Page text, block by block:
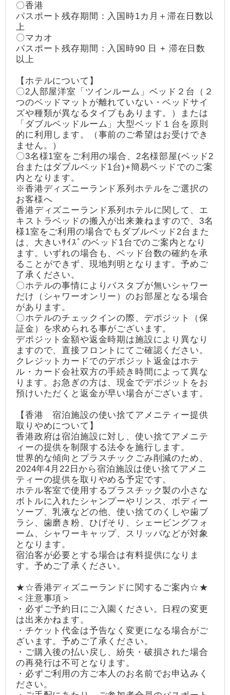
〇香港
パスポート残存期間：入国時1カ月＋滞在日数以
上
〇マカオ
パスポート残存期間：入国時90 日 + 滞在日数
以上
【ホテルについて】
〇2人部屋洋室「ツインルーム」ベッド２台（２
つのベッドマットが離れていない・ベッドサイ
ズや種類が異なるタイプもあります。）または
「ダブルベッドルーム」大型ベッド１台を原則
的に利用します。（事前のご希望はお受けでき
ません。）
〇3名様1室をご利用の場合、2名様部屋(ベッド2
台またはダブルベッド1台)+簡易ベッドでのご案
内となります。
※香港ディズニーランド系列ホテルをご選択の
お客様へ
香港ディズニーランド系列ホテルに関して、エ
キストラベッドの搬入が出来兼ねますので、3名
様1室をご利用の場合でもダブルベッド2台また
は、大きいｻｲｽﾞのベッド1台でのご案内となり
ます。いずれの場合も、ベッド台数の確約を承
ることができず、現地判明となります。予めご
了承ください。
〇ホテルの事情によりバスタブが無いシャワー
だけ（シャワーオンリー）のお部屋となる場合
があります。
〇ホテルのチェックインの際、デポジット（保
証金）を求められる事がございます。
デポジット金額や返金時期は施設により異なり
ますので、直接フロントにてご確認ください。
クレジットカードでのデポジット返金はホテ
ル・カード会社双方の手続き時間によって異な
ります。お急ぎの方は、現金でデポジットをお
預けいただくと返金が早い場合がございます。
【香港 宿泊施設の使い捨てアメニティー提供
取りやめについて】
香港政府は宿泊施設に対し、使い捨てアメニテ
ィーの提供を制限する法令を施行します。
世界的な傾向とプラスチックごみ削減のため、
2024年4月22日から宿泊施設は使い捨てアメニ
ティーの提供を取りやめる予定です。
ホテル客室で使用するプラスチック製の小さな
ボトルに入れたシャンプーやリンス、ボディー
ソープ、乳液などの他、使い捨てのくしや歯ブ
ラシ、歯磨き粉、ひげそり、シェービングフォ
ーム、シャワーキャップ、スリッパなどが対象
となります。
宿泊客が必要とする場合は有料提供になりま
す。予めご了承ください。
★☆香港ディズニーランドに関するご案内☆★
＜注意事項＞
・必ずご予約日にご入園ください。日程の変更
は出来かねます。
・チケット代金は予告なく変更になる場合がご
ざいます。予めご了承ください。
・ご購入後の払い戻し、紛失・破損された場合
の再発行は不可となります。
・必ずご利用の方ご本人のお名前でお申込みく
ださい。